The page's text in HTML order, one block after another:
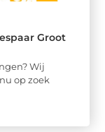
Groot
Wij
op zoek